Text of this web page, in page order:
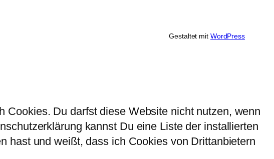
Gestaltet mit WordPress
Du darfst diese Website nicht nutzen, wenn
kannst Du eine Liste der installierten
hast und weißt, dass ich Cookies von Drittanbietern